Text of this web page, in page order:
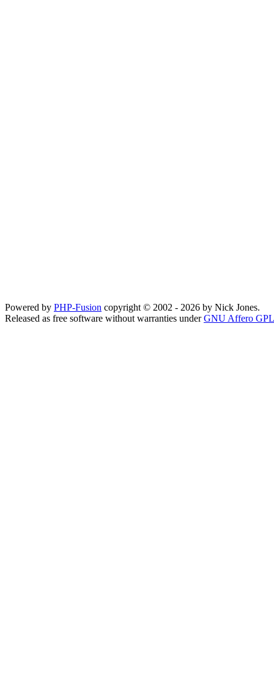
Powered by PHP-Fusion copyright © 2002 - 2026 by Nick Jones.
Released as free software without warranties underGNU Affero GPL